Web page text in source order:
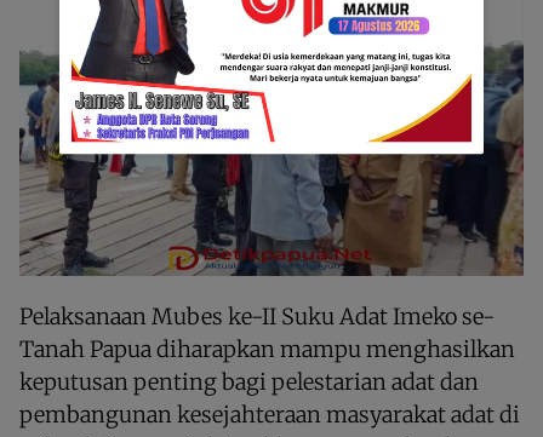
Pelaksanaan Mubes ke-II Suku Adat Imeko se-
Tanah Papua diharapkan mampu menghasilkan
keputusan penting bagi pelestarian adat dan
pembangunan kesejahteraan masyarakat adat di